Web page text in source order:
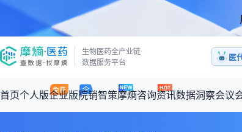
生物医药全产业链
数据服务平台
医
首页个人版企业版院销智策摩熵咨询资讯数据洞察会议